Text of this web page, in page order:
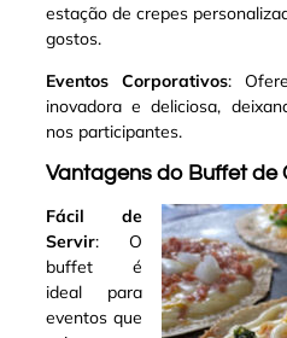
estação de crepes
gostos.
Eventos Corporativos:
inovadora e deliciosa,
nos participantes.
Vantagens do Buffet de
Fácil de
Servir: O
buffet é
ideal para
eventos que